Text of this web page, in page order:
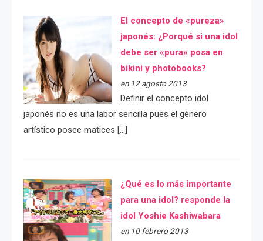
El concepto de «pureza»
japonés: ¿Porqué si una idol
debe ser «pura» posa en
bikini y photobooks?
en 12 agosto 2013
Definir el concepto idol
japonés no es una labor sencilla pues el género
artístico posee matices […]
¿Qué es lo más importante
para una idol? responde la
idol Yoshie Kashiwabara
en 10 febrero 2013